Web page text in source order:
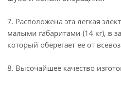
7. Расположена эта легкая
малыми габаритами (14 кг), в
который оберегает ее от
8. Высочайшее качество